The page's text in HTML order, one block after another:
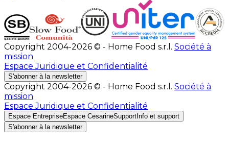
Copyright 2004-2026 © - Home Food s.r.l. Société à
mission
Espace Juridique et Confidentialité
S'abonner à la newsletter
Copyright 2004-2026 © - Home Food s.r.l. Société à
mission
Espace Juridique et Confidentialité
Espace EntrepriseEspace CesarineSupport Info et support
S'abonner à la newsletter